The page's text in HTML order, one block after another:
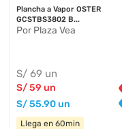
Plancha a Vapor OSTER
GCSTBS3802 B...
Por Plaza Vea
S/69 un
S/59 un
S/55.90 un
Llega en 60min